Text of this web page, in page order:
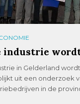
industrie
in Gelderland
uit een onderzoek
in de